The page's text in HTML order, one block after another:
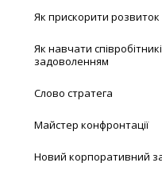
Як прискорити розвиток
Як навчати
задоволенням
Слово стратега
Майстер конфронтації
Новий корпоративний